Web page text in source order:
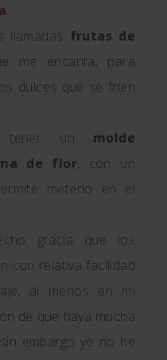
.
llamadas frutas de
me encanta, para
dulces que se fríen
tener un molde
de flor, con un
meterlo en el
gracia que los
con relativa facilidad
al menos en mi
de que haya mucha
embargo yo no he